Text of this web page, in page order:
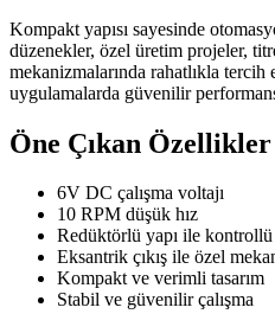
Kompakt yapısı sayesinde
düzenekler, özel üretim projeler,
mekanizmalarında rahatlıkla
uygulamalarda güvenilir
Öne Çıkan Özellikler
6V DC çalışma voltajı
10 RPM düşük hız
Redüktörlü yapı ile
Eksantrik çıkış ile özel
Kompakt ve verimli tasarım
Stabil ve güvenilir çalışma